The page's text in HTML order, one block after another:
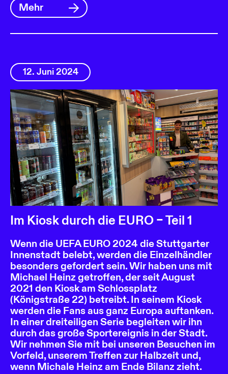
Mehr
12. Juni 2024
Im Kiosk durch die EURO – Teil 1
Wenn die UEFA EURO 2024 die Stuttgarter
Innenstadt belebt, werden die Einzelhändler
besonders gefordert sein. Wir haben uns mit
Michael Heinz getroffen, der seit August
2021 den Kiosk am Schlossplatz
(Königstraße 22) betreibt. In seinem Kiosk
werden die Fans aus ganz Europa auftanken.
In einer dreiteiligen Serie begleiten wir ihn
durch das große Sportereignis in der Stadt.
Wir nehmen Sie mit bei unseren Besuchen im
Vorfeld, unserem Treffen zur Halbzeit und,
wenn Michale Heinz am Ende Bilanz zieht.